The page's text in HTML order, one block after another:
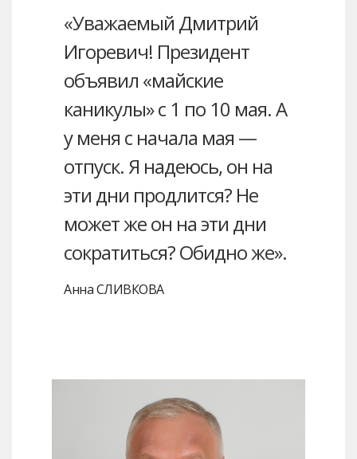
«Уважаемый Дмитрий
Игоревич! Президент
объявил «майские
каникулы» с 1 по 10 мая. А
у меня с начала мая —
отпуск. Я надеюсь, он на
эти дни продлится? Не
может же он на эти дни
сократиться? Обидно же».
Анна СЛИВКОВА